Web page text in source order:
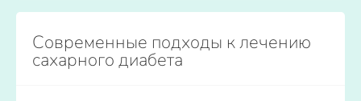
Современные подходы к лечению
сахарного диабета